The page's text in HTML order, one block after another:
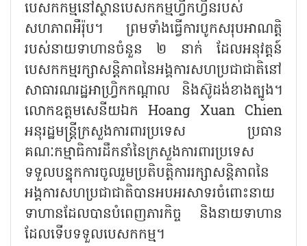
បេសកកម្មនៅស្ថានបេសកកម្មហ្វឺកហ្វឹនរបស់
សហភាពអឺរ៉ុប។ ព្រមទាំងធ្វើការបូកសរុបអាណត្តិ
របស់នាយទាហានចំនួន ២ នាក់ ដែលអនុវត្តន៍
បេសកកម្មរក្សាសន្តិភាពនៃអង្គការសហប្រជាជាតិនៅ
សាធារណរដ្ឋអាហ្វ្រិកកណ្តាល និងស៊ូដង់ខាងត្បូង។
លោកឧត្តមសេនីយឯក Hoang Xuan Chien
អនុរដ្ឋមន្ត្រីក្រសួងការពារប្រទេស ប្រធាន
គណៈកម្មាធិការដឹកនាំនៃក្រសួងការពារប្រទេស
ទទួលបន្ទុកការចូលរួមប្រតិបត្តិការរក្សាសន្តិភាពនៃ
អង្គការសហប្រជាជាតិបានអបអរសាទរចំពោះនាយ
ទាហានដែលបានបំពេញភារកិច្ច និងនាយទាហាន
ដែលទើបទទួលបេសកកម្ម។